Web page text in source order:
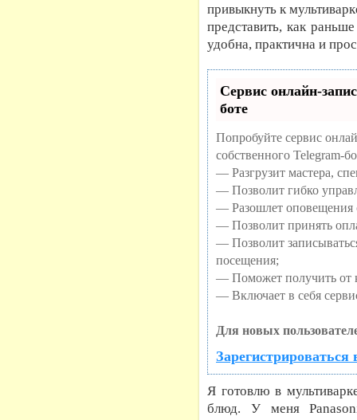
привыкнуть к
представить, как
удобна, практична и
Сервис онлайн-
боте
Попробуйте сервис
собственного Telegram-
— Разгрузит мастера,
— Позволит гибко
— Разошлет оповещения
— Позволит принять
— Позволит
посещения;
— Поможет получить от
— Включает в себя
Для новых
Зарегистрироваться
Я готовлю в
блюд. У меня